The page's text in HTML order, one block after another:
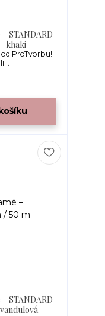
STANDARD
khaki
ProTvorbu!
STANDARD